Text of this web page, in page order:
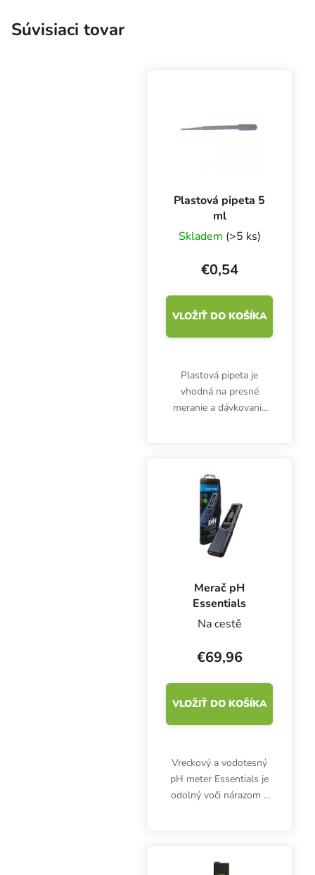
Súvisiaci tovar
Plastová pipeta 5
ml
Skladem (>5 ks)
€0,54
VLOŽIŤ DO KOŠÍKA
Plastová pipeta je
vhodná na presné
meranie a dávkovanie
pestovateľov.
Merač pH
Essentials
Na cestě
€69,96
VLOŽIŤ DO KOŠÍKA
Vreckový a vodotesný
pH meter Essentials je
odolný voči nárazom a
akvaristov.